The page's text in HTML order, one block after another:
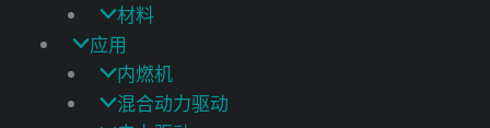
材料
应用
内燃机
混合动力驱动